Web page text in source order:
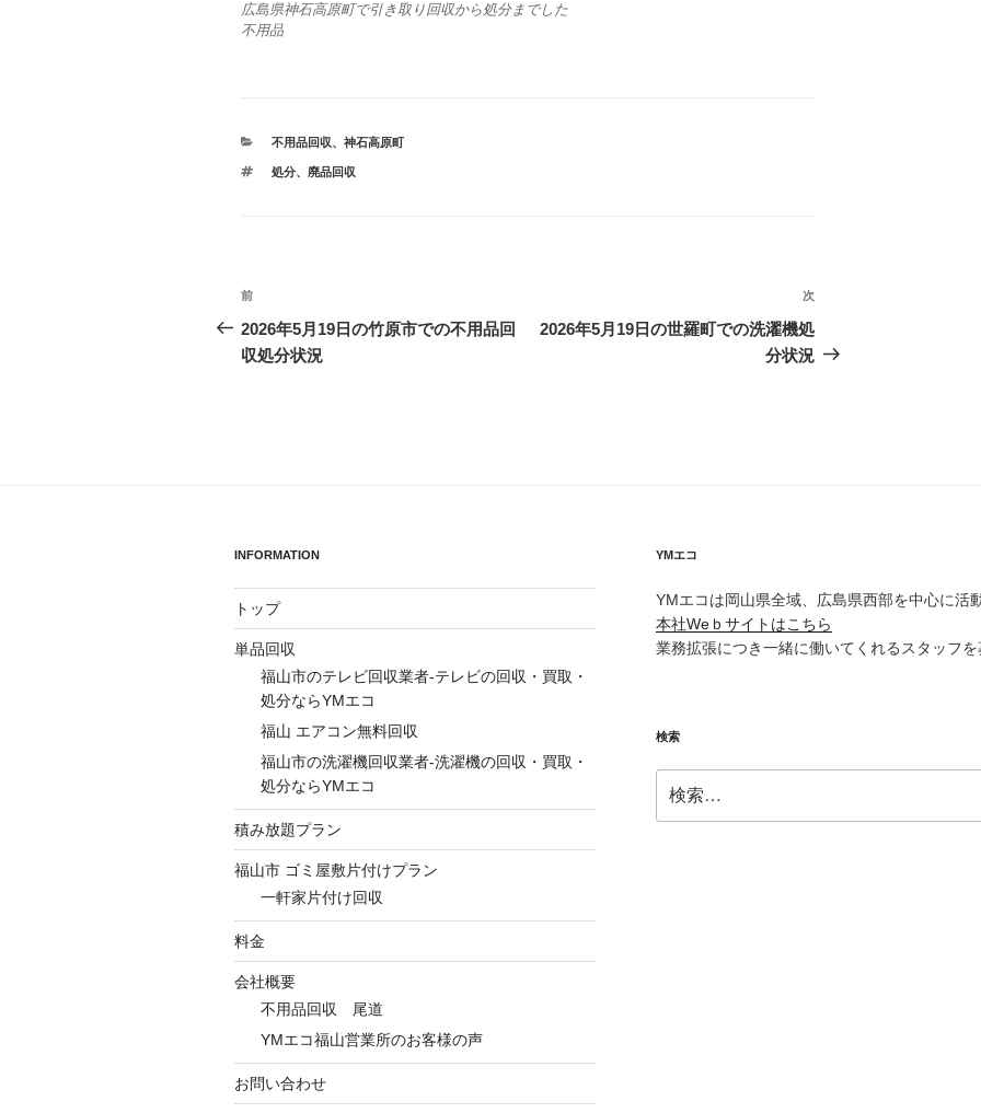
広島県神石高原町で引き取り回収から処分までした
不用品
カ
ゴ
不用品回収、 神石高原町
タ
処分、 廃品回収
投
稿
ナ
ョ
ン
前
の
投
前
2026年5月19日の竹原市での不用品回
収処分状況
次
投
次
2026年5月19日の世羅町での洗濯機処
分状況
INFORMATION
トップ
単品回収
福山市のテレビ回収業者-テレビの回収・買取・
処分ならYMエコ
福山 エアコン無料回収
福山市の洗濯機回収業者-洗濯機の回収・買取・
処分ならYMエコ
積み放題プラン
福山市 ゴミ屋敷片付けプラン
一軒家片付け回収
料金
会社概要
不用品回収 尾道
YMエコ福山営業所のお客様の声
お問い合わせ
YMエコ
YMエコは岡山県全域、広島県西部を中心に活
本社Weｂサイトはこちら
業務拡張につき一緒に働いてくれるスタッフ
検索
索: